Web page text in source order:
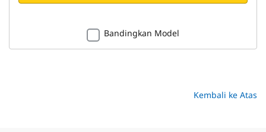
Bandingkan Model
Kembali ke Atas